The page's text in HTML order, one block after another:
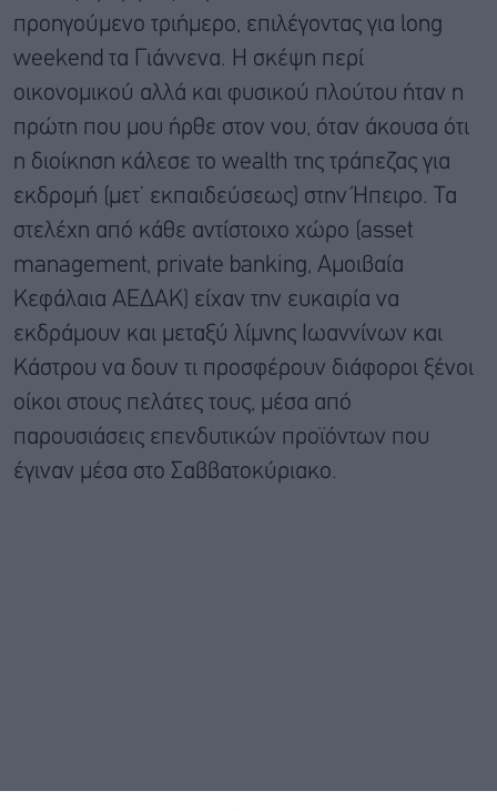
προηγούμενο τριήμερο, επιλέγοντας για long
weekend τα Γιάννενα. Η σκέψη περί
οικονομικού αλλά και φυσικού πλούτου ήταν η
πρώτη που μου ήρθε στον νου, όταν άκουσα ότι
η διοίκηση κάλεσε το wealth της τράπεζας για
εκδρομή (μετ’ εκπαιδεύσεως) στην Ήπειρο. Τα
στελέχη από κάθε αντίστοιχο χώρο (asset
management, private banking, Αμοιβαία
Κεφάλαια ΑΕΔΑΚ) είχαν την ευκαιρία να
εκδράμουν και μεταξύ λίμνης Ιωαννίνων και
Κάστρου να δουν τι προσφέρουν διάφοροι ξένοι
οίκοι στους πελάτες τους, μέσα από
παρουσιάσεις επενδυτικών προϊόντων που
έγιναν μέσα στο Σαββατοκύριακο.